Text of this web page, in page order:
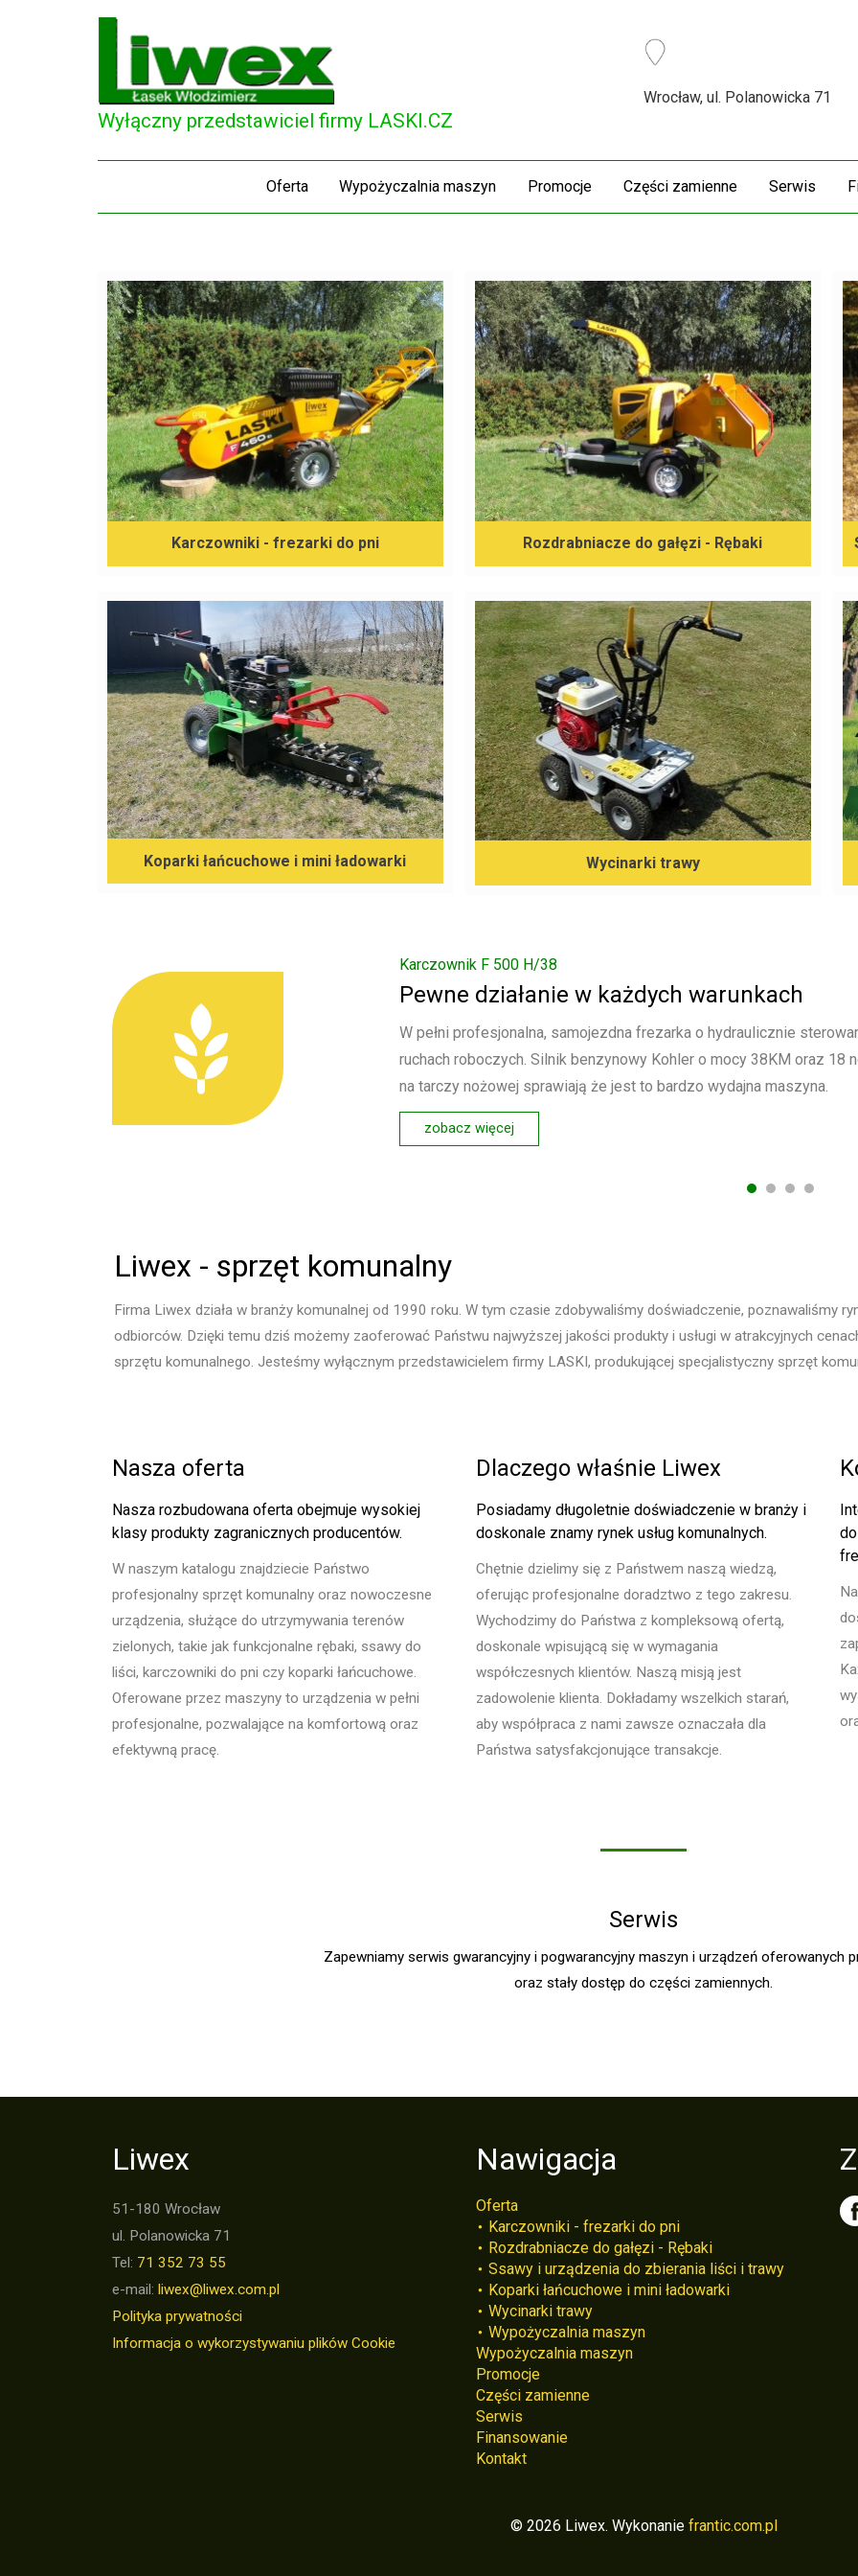
Wyłączny przedstawiciel firmy LASKI.CZ
Wrocław, ul. Polanowicka 71
Oferta Wypożyczalnia maszyn Promocje Części zamienne Serwis
Karczowniki - frezarki do pni Rozdrabniacze do gałęzi - Rębaki
Koparki łańcuchowe i mini ładowarki Wycinarki trawy
hydraulicznie sterowanych
mocy 38KM oraz 18 noży
Ręczny karczownik z obrotnicą i napędem na koła
Silnik najnowszej generacji
Frez do pni wyposażony w silnik EFI Kohler 23 KM -
cechująca się elektronicznym wtryskiem paliwa. Dzięki
ekonomiczniejszy oraz emituje mniej nieczystości do
Posiada obrotnicę, która ułatwia ruchy wahadłowe
Liwex - sprzęt komunalny
Firma Liwex działa w branży komunalnej od 1990 roku. W tym czasie zdobywaliśmy doświadczenie, poznawaliśmy
odbiorców. Dzięki temu dziś możemy zaoferować Państwu najwyższej jakości produkty i usługi w atrakcyjnych
sprzętu komunalnego. Jesteśmy wyłącznym przedstawicielem firmy LASKI, produkującej specjalistyczny sprzęt
Nasza oferta
Nasza rozbudowana oferta obejmuje wysokiej
klasy produkty zagranicznych producentów.
W naszym katalogu znajdziecie Państwo
profesjonalny sprzęt komunalny oraz nowoczesne
urządzenia, służące do utrzymywania terenów
zielonych, takie jak funkcjonalne rębaki, ssawy do
liści, karczowniki do pni czy koparki łańcuchowe.
Oferowane przez maszyny to urządzenia w pełni
profesjonalne, pozwalające na komfortową oraz
efektywną pracę.
Dlaczego właśnie Liwex
Posiadamy długoletnie doświadczenie w branży i
doskonale znamy rynek usług komunalnych.
Chętnie dzielimy się z Państwem naszą wiedzą,
oferując profesjonalne doradztwo z tego zakresu.
Wychodzimy do Państwa z kompleksową ofertą,
doskonale wpisującą się w wymagania
współczesnych klientów. Naszą misją jest
zadowolenie klienta. Dokładamy wszelkich starań,
aby współpraca z nami zawsze oznaczała dla
Państwa satysfakcjonujące transakcje.
Serwis
Zapewniamy serwis gwarancyjny i pogwarancyjny maszyn i urządzeń oferowanych
oraz stały dostęp do części zamiennych.
Liwex
51-180 Wrocław
ul. Polanowicka 71
Tel: 71 352 73 55
e-mail: liwex@liwex.com.pl
Polityka prywatności
Informacja o wykorzystywaniu plików Cookie
Nawigacja
Oferta
Karczowniki - frezarki do pni
Rozdrabniacze do gałęzi - Rębaki
Ssawy i urządzenia do zbierania liści i trawy
Koparki łańcuchowe i mini ładowarki
Wycinarki trawy
Wypożyczalnia maszyn
Wypożyczalnia maszyn
Promocje
Części zamienne
Serwis
Finansowanie
Kontakt
© 2026 Liwex. Wykonanie frantic.com.pl